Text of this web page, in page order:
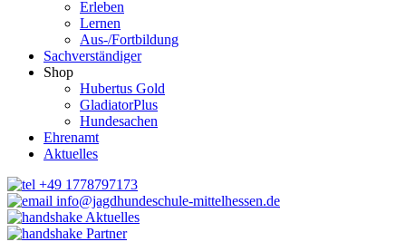
Erleben
Lernen
Aus-/Fortbildung
Sachverständiger
Shop
Hubertus Gold
GladiatorPlus
Hundesachen
Ehrenamt
Aktuelles
+49 1778797173
info@jagdhundeschule-mittelhessen.de
Aktuelles
Partner